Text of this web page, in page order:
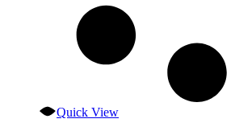
Quick View